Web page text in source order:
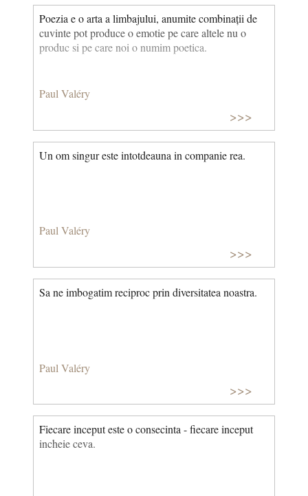
Poezia e o arta a limbajului, anumite combinații de
cuvinte pot produce o emotie pe care altele nu o
produc si pe care noi o numim poetica.
Paul Valéry
>>>
Un om singur este intotdeauna in companie rea.
Paul Valéry
>>>
Sa ne imbogatim reciproc prin diversitatea noastra.
Paul Valéry
>>>
Fiecare inceput este o consecinta - fiecare inceput
incheie ceva.